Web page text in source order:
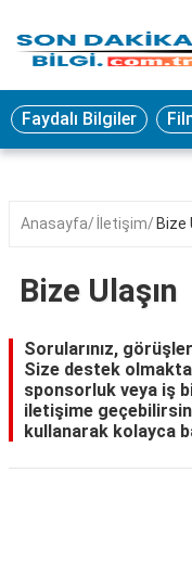
Eğitim
Ekonomi
Seyahat
Oyun
Yaşam
Hukuk
Blog
Faydalı Bilgiler
Anasayfa İletişim Bize
Bize Ulaşın
Sorularınız,
Size destek
sponsorluk veya iş
iletişime
kullanarak kolayca